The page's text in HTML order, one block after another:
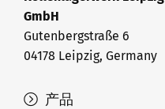
产品
GmbH
Gutenbergstraße 6
04178 Leipzig, Germany